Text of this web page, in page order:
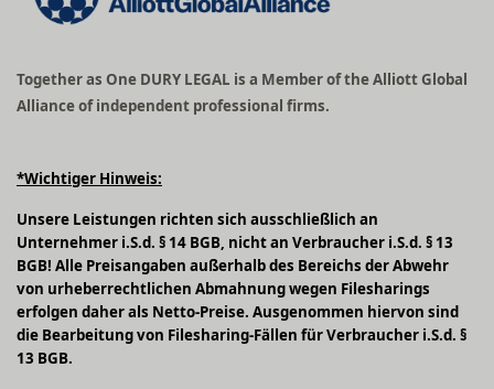
Together as One DURY LEGAL is a Member of the Alliott Global
Alliance of independent professional firms.
*Wichtiger Hinweis:
Unsere Leistungen richten sich ausschließlich an
Unternehmer i.S.d. § 14 BGB, nicht an Verbraucher i.S.d. § 13
BGB! Alle Preisangaben außerhalb des Bereichs der Abwehr
von urheberrechtlichen Abmahnung wegen Filesharings
erfolgen daher als Netto-Preise. Ausgenommen hiervon sind
die Bearbeitung von Filesharing-Fällen für Verbraucher i.S.d. §
13 BGB.